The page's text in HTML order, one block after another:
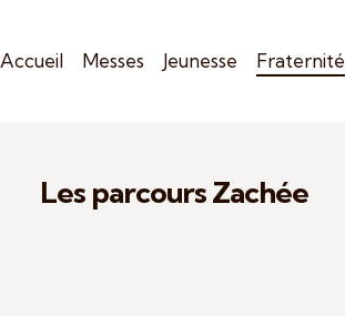
Accueil Messes Jeunesse Fraternité
Les parcours Zachée